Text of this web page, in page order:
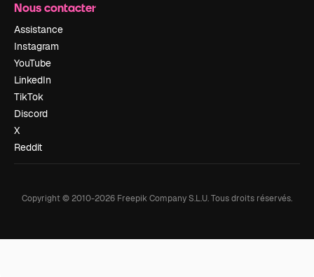
Nous contacter
Assistance
Instagram
YouTube
LinkedIn
TikTok
Discord
X
Reddit
Copyright © 2010-2026 Freepik Company S.L.U.Tous droits réservés.